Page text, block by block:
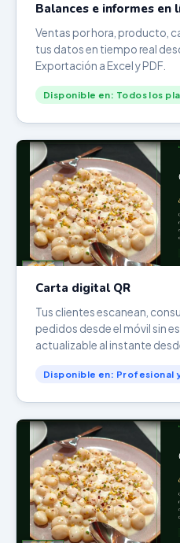
Balances e informes en
Ventas por hora, producto,
tus datos en tiempo real
Exportación a Excel y PDF.
Disponible en: Todos los
Carta digital QR
Tus clientes escanean,
pedidos desde el móvil sin
actualizable al instante
Disponible en: Profesional